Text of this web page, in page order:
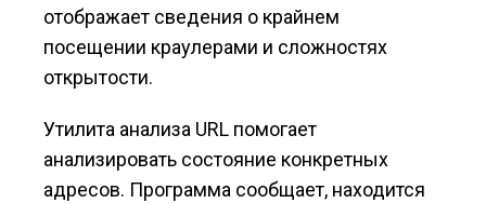
отображает сведения о крайнем
посещении краулерами и сложностях
открытости.
Утилита анализа URL помогает
анализировать состояние конкретных
адресов. Программа сообщает, находится